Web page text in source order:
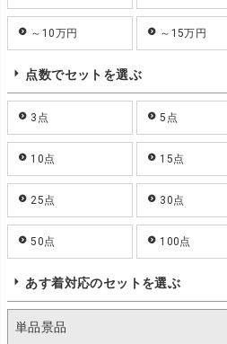
～10万円 ～15万円
点数でセットを選ぶ
3点 5点
10点 15点
25点 30点
50点 100点
あす着対応のセットを選ぶ
単品景品